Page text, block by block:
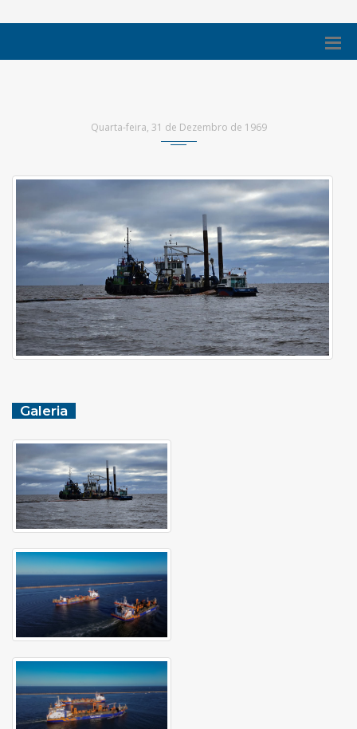
Quarta-feira, 31 de Dezembro de 1969
Galeria